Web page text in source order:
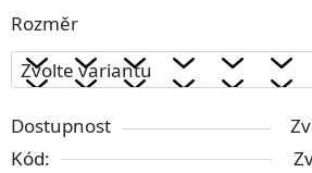
Rozměr
Dostupnost
Kód: